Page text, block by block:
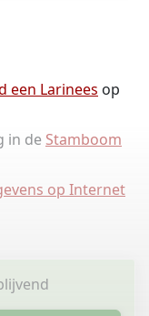
een Larinees op
in de Stamboom
op Internet